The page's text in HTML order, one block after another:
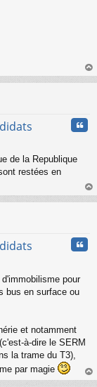
au
de la Republique
restées en
au
pour
bus en surface ou
et notamment
à-dire le SERM
la trame du T3),
par magie
au